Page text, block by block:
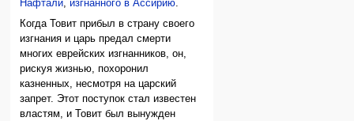
Нафтали,изгнанного в Ассирию.
Когда Товит прибыл в страну своего
изгнания и царь предал смерти
многих еврейских изгнанников, он,
рискуя жизнью, похоронил
казненных, несмотря на царский
запрет. Этот поступок стал известен
властям, и Товит был вынужден